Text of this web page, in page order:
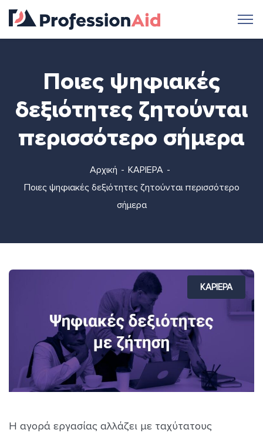
Ποιες ψηφιακές
δεξιότητες ζητούνται
περισσότερο σήμερα
Αρχική
ΚΑΡΙΕΡΑ
Ποιες ψηφιακές δεξιότητες ζητούνται περισσότερο
σήμερα
ΚΑΡΙΕΡΑ
Η αγορά εργασίας αλλάζει με ταχύτατους